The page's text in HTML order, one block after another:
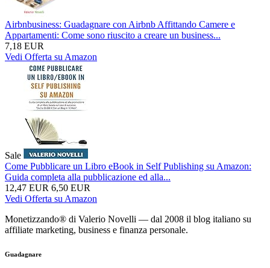
Airbnbusiness: Guadagnare con Airbnb Affittando Camere e
Appartamenti: Come sono riuscito a creare un business...
7,18 EUR
Vedi Offerta su Amazon
Sale
Come Pubblicare un Libro eBook in Self Publishing su Amazon:
Guida completa alla pubblicazione ed alla...
12,47 EUR 6,50 EUR
Vedi Offerta su Amazon
Monetizzando® di Valerio Novelli — dal 2008 il blog italiano su
affiliate marketing, business e finanza personale.
Guadagnare